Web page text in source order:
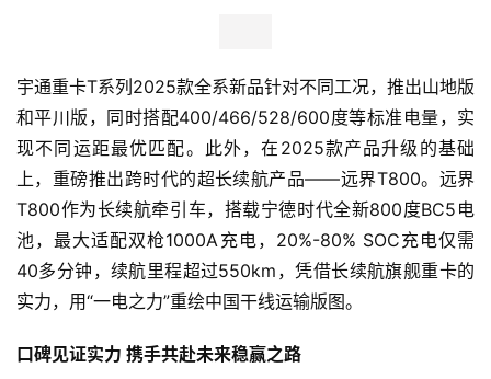
首
页
商
宇通重卡T系列2025款全系新品针对不同工况，推出山地版
和平川版，同时搭配400/466/528/600度等标准电量，实
现不同运距最优匹配。此外，在2025款产品升级的基础
上，重磅推出跨时代的超长续航产品——远界T800。远界
T800作为长续航牵引车，搭载宁德时代全新800度BC5电
池，最大适配双枪1000A充电，20%-80% SOC充电仅需
40多分钟，续航里程超过550km，凭借长续航旗舰重卡的
实力，用“一电之力”重绘中国干线运输版图。
口碑见证实力 携手共赴未来稳赢之路